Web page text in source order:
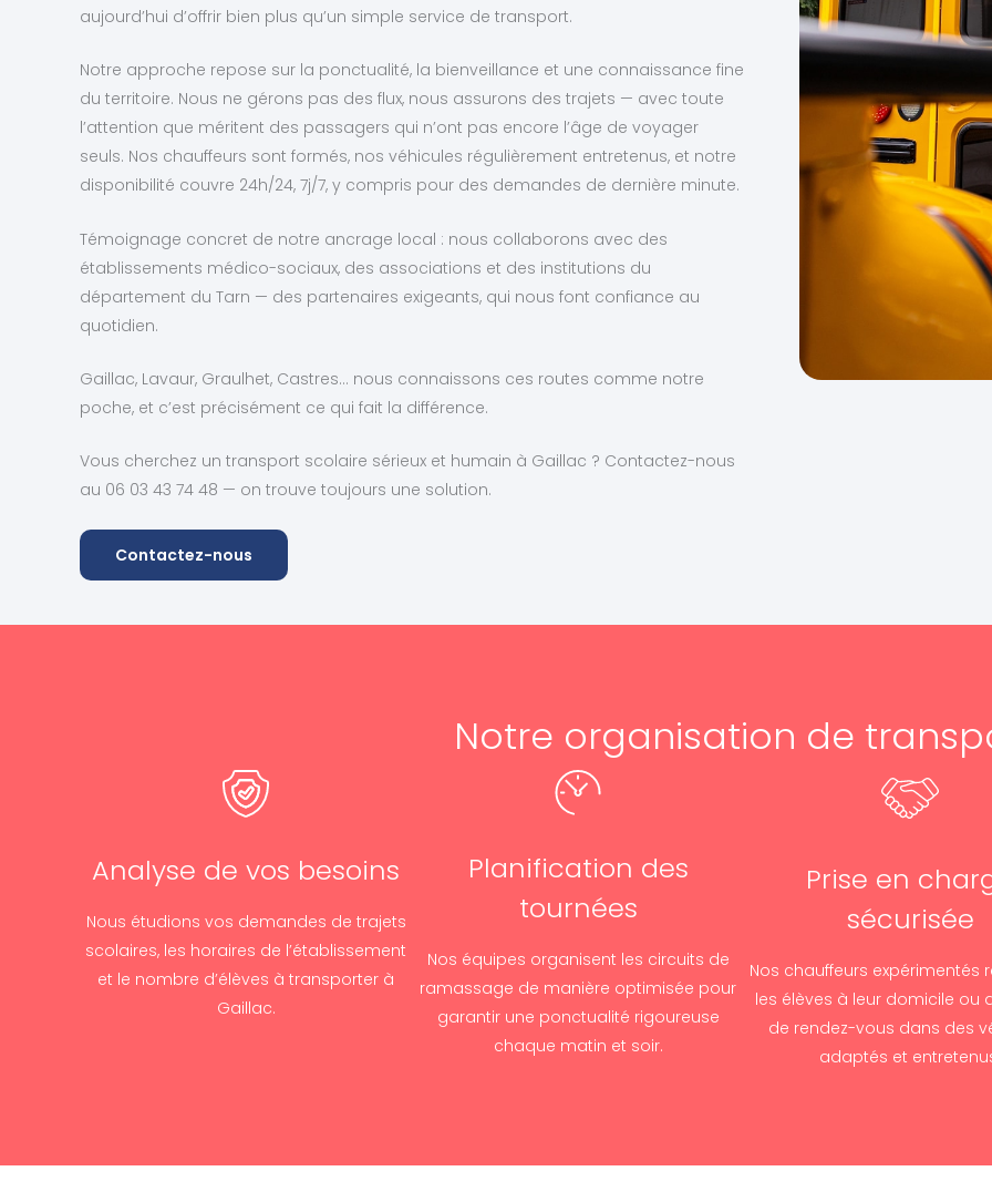
aujourd’hui d’offrir bien plus qu’un simple service de transport.
Notre approche repose sur la ponctualité, la bienveillance et une connaissance fine
du territoire. Nous ne gérons pas des flux, nous assurons des trajets — avec toute
l’attention que méritent des passagers qui n’ont pas encore l’âge de voyager
seuls. Nos chauffeurs sont formés, nos véhicules régulièrement entretenus, et notre
disponibilité couvre 24h/24, 7j/7, y compris pour des demandes de dernière minute.
Témoignage concret de notre ancrage local : nous collaborons avec des
établissements médico-sociaux, des associations et des institutions du
département du Tarn — des partenaires exigeants, qui nous font confiance au
quotidien.
Gaillac, Lavaur, Graulhet, Castres… nous connaissons ces routes comme notre
poche, et c’est précisément ce qui fait la différence.
Vous cherchez un transport scolaire sérieux et humain à Gaillac ? Contactez-nous
au 06 03 43 74 48 — on trouve toujours une solution.
Contactez-nous
Notre organisation de
Analyse de vos besoins
Nous étudions vos demandes de trajets
scolaires, les horaires de l’établissement
et le nombre d’élèves à transporter à
Gaillac.
Planification des
tournées
Nos équipes organisent les circuits de
ramassage de manière optimisée pour
garantir une ponctualité rigoureuse
chaque matin et soir.
Prise en
sécurisée
Nos chauffeurs expérimentés
les élèves à leur domicile ou
de rendez-vous dans des
adaptés et